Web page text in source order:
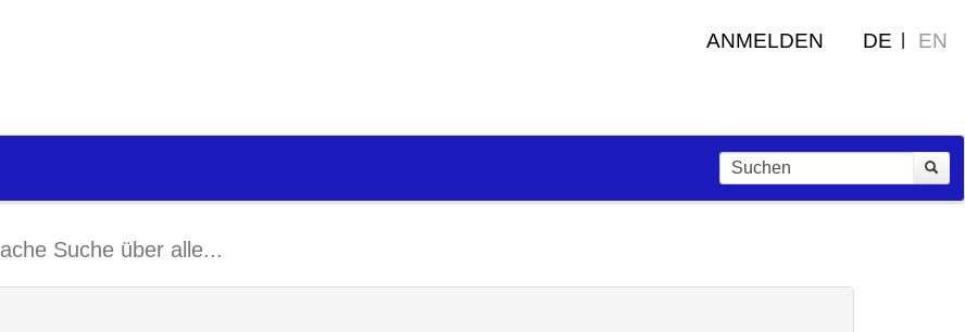
ANMELDEN DE EN
Suche über alle...